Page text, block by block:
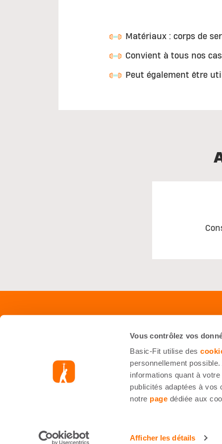
Vous contrôlez vos
Basic-Fit utilise des
personnellement
informations quant à
publicités adaptées à vos
notre page dédiée aux
Afficher les détails
Matériaux : corps de
Convient à tous nos
Peut également être
Starter Kit
Accessoires
Nous
© Basic-Fit Droit de rétractation